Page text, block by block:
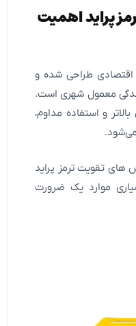
پراید اهمیت
اقتصادی طراحی شده و
معمول شهری است.
و استفاده مداوم،
های تقویت ترمز پراید
موارد یک ضرورت